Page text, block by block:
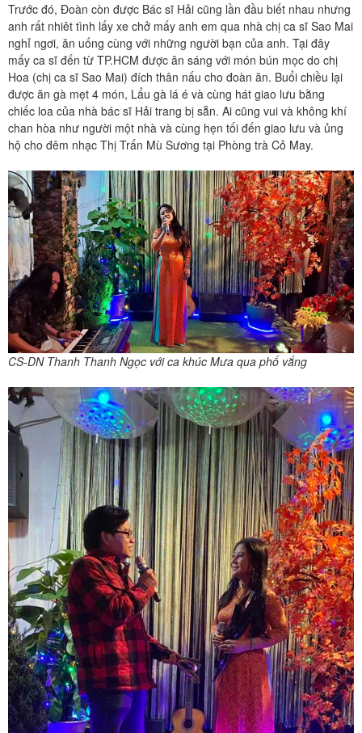
Trước đó, Đoàn còn được Bác sĩ Hải cũng lần đầu biết nhau nhưng
anh rất nhiêt tình lấy xe chở mấy anh em qua nhà chị ca sĩ Sao Mai
nghỉ ngơi, ăn uống cùng với những người bạn của anh. Tại đây
mấy ca sĩ đến từ TP.HCM được ăn sáng với món bún mọc do chị
Hoa (chị ca sĩ Sao Mai) đích thân nấu cho đoàn ăn. Buổi chiều lại
được ăn gà mẹt 4 món, Lẩu gà lá é và cùng hát giao lưu bằng
chiếc loa của nhà bác sĩ Hải trang bị sẵn. Ai cũng vui và không khí
chan hòa như người một nhà và cùng hẹn tối đến giao lưu và ủng
hộ cho đêm nhạc Thị Trấn Mù Sương tại Phòng trà Cỏ May.
CS-DN Thanh Thanh Ngọc với ca khúc Mưa qua phố vắng